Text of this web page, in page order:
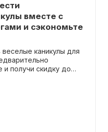
вместе с
и сэкономьте
каникулы для
и получи скидку до
Не нужно вводить